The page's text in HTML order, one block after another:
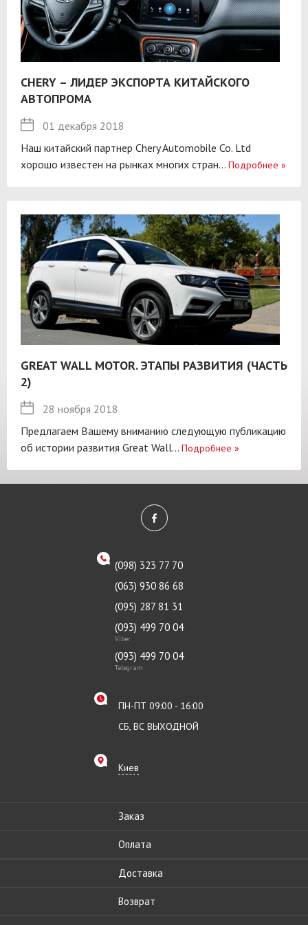
CHERY – ЛИДЕР ЭКСПОРТА КИТАЙСКОГО
АВТОПРОМА
01 декабря 2018
Наш китайский партнер Chery Automobile Co. Ltd
хорошо известен на рынках многих стран... Подробнее »
GREAT WALL MOTOR. ЭТАПЫ РАЗВИТИЯ (ЧАСТЬ
2)
28 ноября 2018
Предлагаем Вашему вниманию следующую публикацию
об истории развития Great Wall... Подробнее »
(098) 323 77 70
(063) 930 86 68
(095) 287 81 31
(093) 499 70 04
Viber
(093) 499 70 04
Telegram
ПН-ПТ 09:00 - 16:00
СБ, ВС ВЫХОДНОЙ
Киев
Заказ
Оплата
Доставка
Возврат